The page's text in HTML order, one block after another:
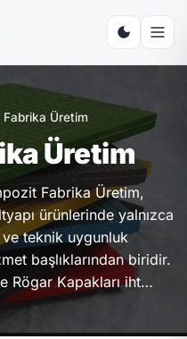
Fabrika Üretim
Üretim
Fabrika Üretim,
ürünlerinde yalnızca
teknik uygunluk
başlıklarından biridir.
Rögar Kapakları iht…